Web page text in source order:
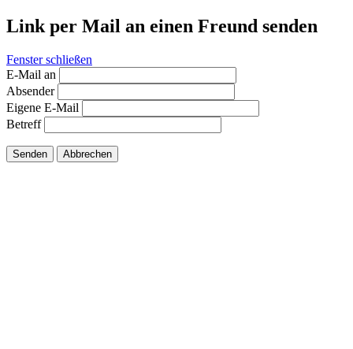
Link per Mail an einen Freund senden
Fenster schließen
E-Mail an
Absender
Eigene E-Mail
Betreff
Senden Abbrechen